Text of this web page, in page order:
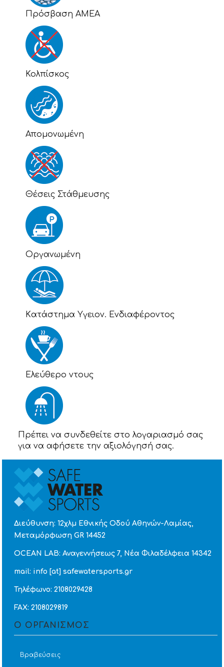
Πρόσβαση ΑΜΕΑ
Κολπίσκος
Απομονωμένη
Θέσεις Στάθμευσης
Οργανωμένη
Kατάστημα Υγειον. Ενδιαφέροντος
Eλεύθερο ντους
Πρέπει να συνδεθείτε στο λογαριασμό σας
για να αφήσετε την αξιολόγησή σας.
Διεύθυνση: 12χλμ Εθνικής Οδού Αθηνών-Λαμίας,
Μεταμόρφωση GR 14452
OCEAN LAB: Αναγεννήσεως 7, Νέα Φιλαδέλφεια 14342
mail: info [at] safewatersports.gr
Τηλέφωνο: 2108029428
FAX: 2108029819
Ο ΟΡΓΑΝΙΣΜΟΣ
Βραβεύσεις